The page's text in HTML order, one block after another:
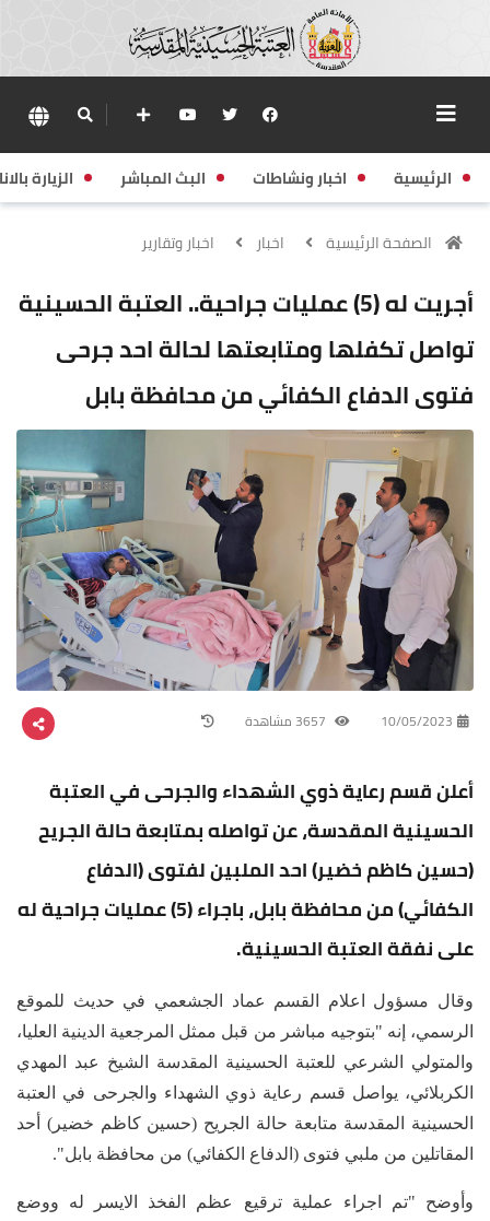
الرئيسية اخبار ونشاطات البث المباشر الزيارة
الصفحة الرئيسية اخبار اخبار وتقارير
أجريت له (5) عمليات جراحية.. العتبة الحسينية
تواصل تكفلها ومتابعتها لحالة احد جرحى
فتوى الدفاع الكفائي من محافظة بابل
10/05/2023
أعلن قسم رعاية ذوي الشهداء والجرحى في العتبة
الحسينية المقدسة، عن تواصله بمتابعة حالة الجريح
(حسين كاظم خضير) احد الملبين لفتوى (الدفاع
الكفائي) من محافظة بابل، باجراء (5) عمليات جراحية له
على نفقة العتبة الحسينية.
وقال مسؤول اعلام القسم عماد الجشعمي في حديث للموقع
الرسمي، إنه "بتوجيه مباشر من قبل ممثل المرجعية الدينية العليا،
والمتولي الشرعي للعتبة الحسينية المقدسة الشيخ عبد المهدي
الكربلائي، يواصل قسم رعاية ذوي الشهداء والجرحى في العتبة
الحسينية المقدسة متابعة حالة الجريح (حسين كاظم خضير) أحد
المقاتلين من ملبي فتوى (الدفاع الكفائي) من محافظة بابل".
وأوضح "تم اجراء عملية ترقيع عظم الفخذ الايسر له ووضع